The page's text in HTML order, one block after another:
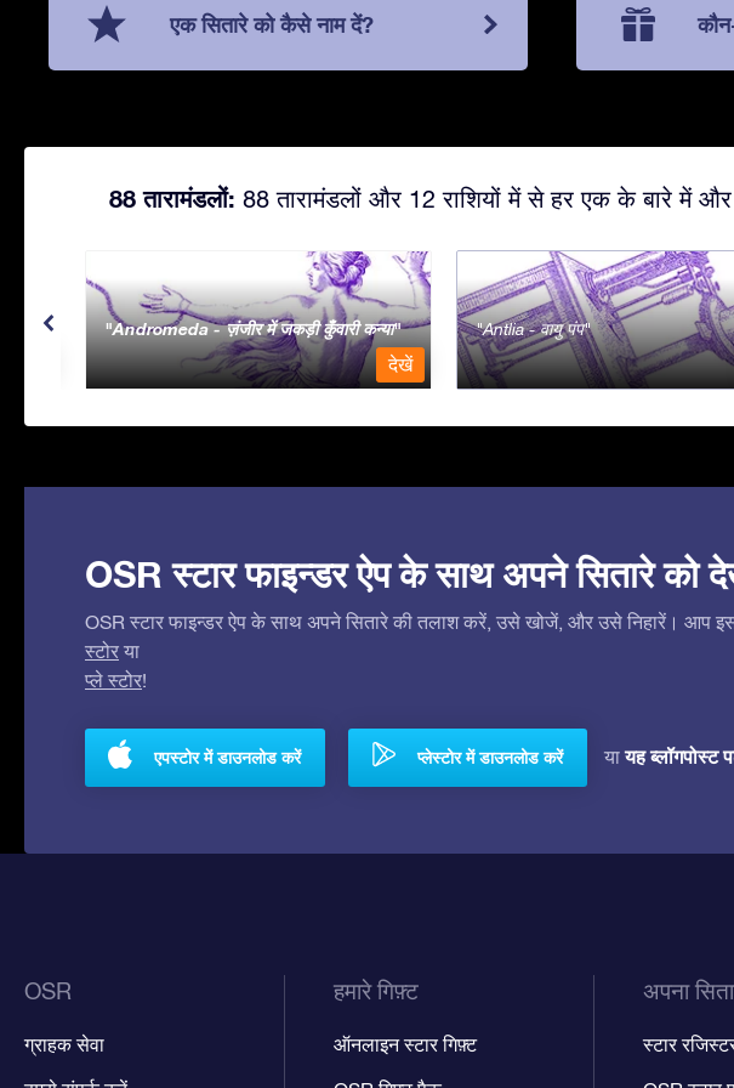
एक सितारे को कैसे नाम दें?
88 तारामंडलों: 88 तारामंडलों और 12 राशियों में से हर एक के बारे में
Andromeda - ज़ंजीर में जकड़ी कुँवारी कन्या
देखें
Antlia - वायु पंप
OSR स्टार फाइन्डर ऐप के साथ अपने सितारे को
OSR स्टार फाइन्डर ऐप के साथ अपने सितारे की तलाश करें, उसे खोजें, और उसे निहारें। आप
स्टोर या
प्ले स्टोर!
एपस्टोर में डाउनलोड करें प्लेस्टोर में डाउनलोड करें यायह ब्लॉगपोस्ट
OSR
ग्राहक सेवा
हमारे गिफ़्ट
ऑनलाइन स्टार गिफ़्ट
अपना
स्टार